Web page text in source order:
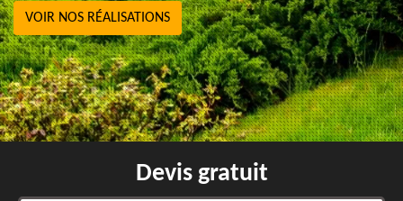
VOIR NOS RÉALISATIONS
Devis gratuit